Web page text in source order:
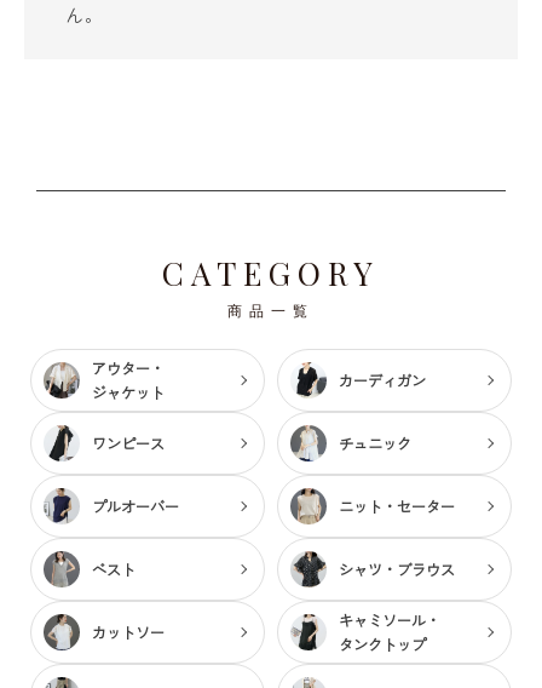
ん。
CATEGORY
商品一覧
アウター・
ジャケット
カーディガン
ワンピース チュニック
プルオーバー ニット・セーター
ベスト シャツ・ブラウス
カットソー
キャミソール・
タンクトップ